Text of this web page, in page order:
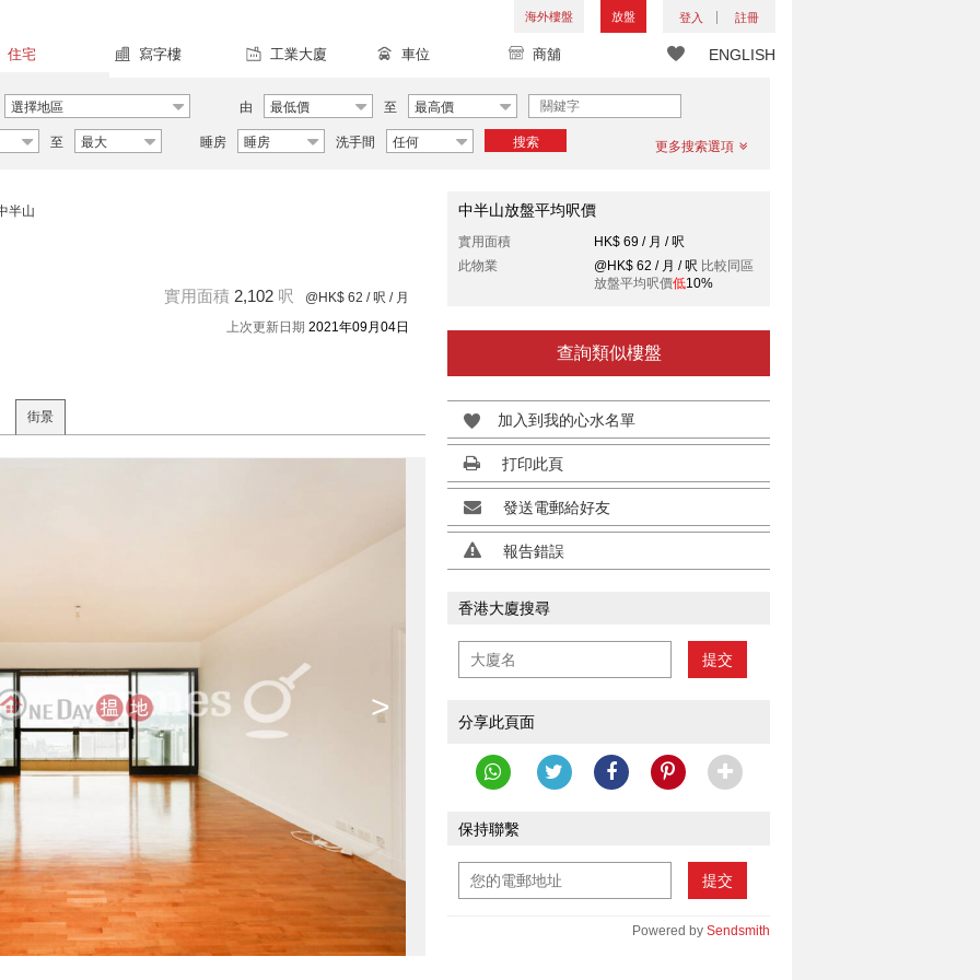
海外樓盤 放盤 登入 註冊
ENGLISH
住宅 寫字樓 工業大廈 車位 商舖
選擇地區 由 最低價 至 最高價
至 最大 睡房 睡房 洗手間 任何 搜索 更多搜索選項
半山
實用面積 2,102 呎 @HK$ 62 / 呎 / 月
上次更新日期 2021年09月04日
街景
>
中半山放盤平均呎價
實用面積
HK$ 69 / 月 / 呎
此物業
@HK$ 62 / 月 / 呎 比較同區
放盤平均呎價低10%
查詢類似樓盤
加入到我的心水名單
打印此頁
發送電郵給好友
報告錯誤
香港大廈搜尋
提交
分享此頁面
保持聯繫
提交
Powered by Sendsmith